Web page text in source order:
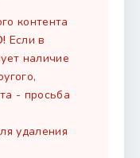
контента
Если в
наличие
- просьба
удаления